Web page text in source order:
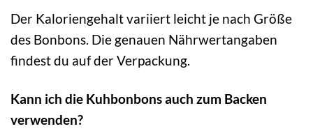
Der Kaloriengehalt variiert leicht je nach Größe
des Bonbons. Die genauen Nährwertangaben
findest du auf der Verpackung.
Kann ich die Kuhbonbons auch zum Backen
verwenden?